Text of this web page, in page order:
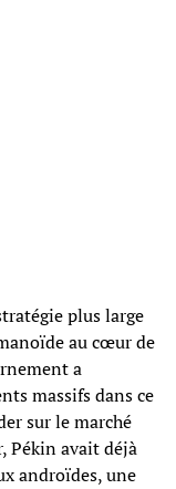
plus large
au cœur de
a
massifs dans ce
sur le marché
Pékin avait déjà
androïdes, une